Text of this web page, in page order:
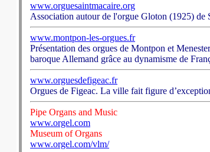
www.orguesaintmacaire.org
Association autour de l'orgue Gloton (1925) de
www.montpon-les-orgues.fr
Présentation des orgues de Montpon et
baroque Allemand grâce au dynamisme de
www.orguesdefigeac.fr
Orgues de Figeac. La ville fait figure
Pipe Organs and Music
www.orgel.com
Museum of Organs
www.orgel.com/vlm/